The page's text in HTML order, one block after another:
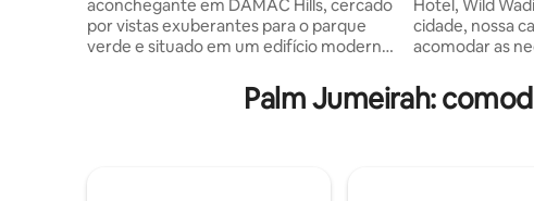
aconchegante em DAMAC Hills, cercado
por vistas exuberantes para o parque
verde e situado em um edifício moderno
encontrará tudo o que precisa para uma
Hotel, Wild
cidade, nossa
acomodar as
adultos e dar-
uma cama de
Palm Jumeirah: